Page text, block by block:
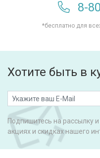
8-
*бесплатно для
Хотите быть в
Подпишитесь на рассылку
акциях и скидках нашего